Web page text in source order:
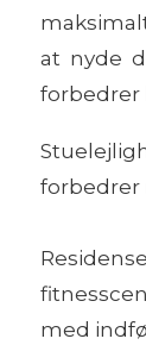
at nyde
forbedrer
forbedrer
med